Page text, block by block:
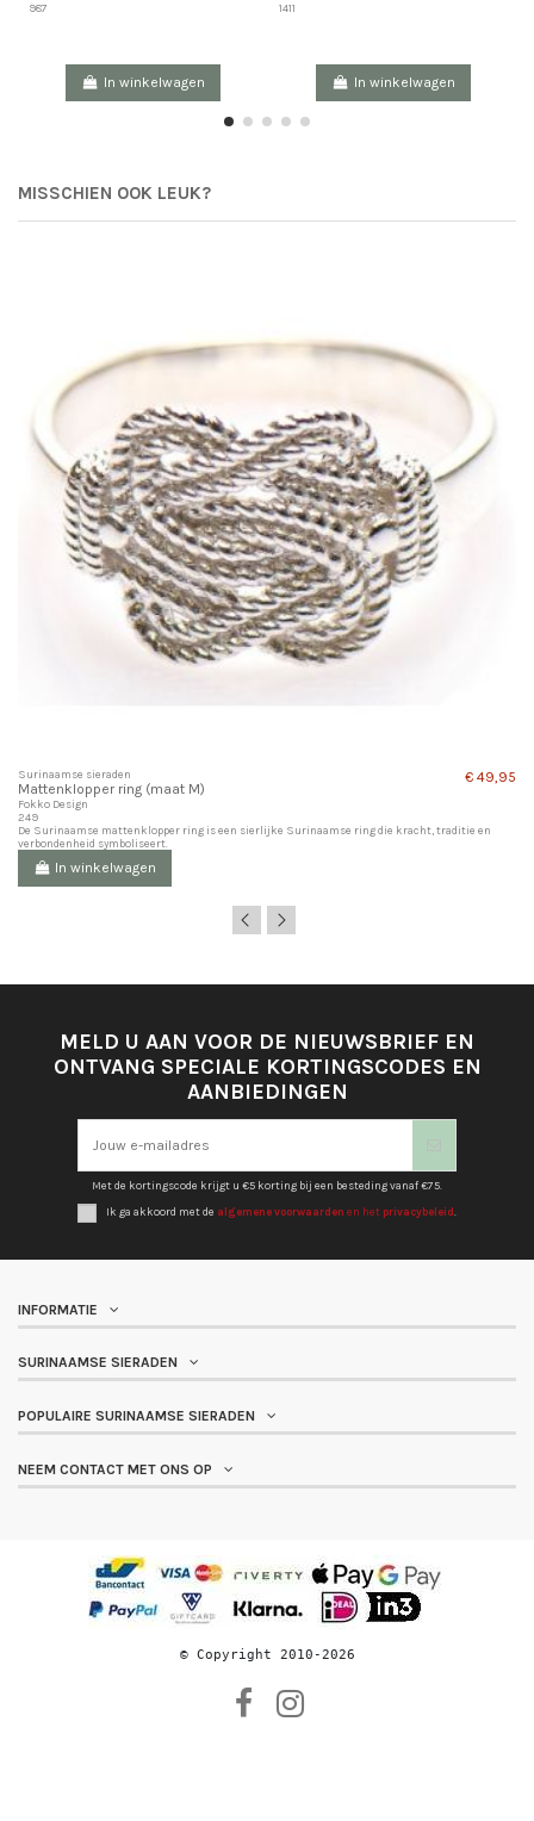
987
In winkelwagen
1411
In winkelwagen
MISSCHIEN OOK LEUK?
Surinaamse sieraden
Mattenklopper ring (maat M)
Fokko Design
249
€ 49,95
De Surinaamse mattenklopper ring is een sierlijke Surinaamse ring die kracht, traditie en
verbondenheid symboliseert.
In winkelwagen
MELD U AAN VOOR DE NIEUWSBRIEF EN
ONTVANG SPECIALE KORTINGSCODES EN
AANBIEDINGEN
Met de kortingscode krijgt u €5 korting bij een besteding vanaf €75.
Ik ga akkoord met de algemene voorwaarden en het privacybeleid
INFORMATIE
SURINAAMSE SIERADEN
POPULAIRE SURINAAMSE SIERADEN
NEEM CONTACT MET ONS OP
© Copyright 2010-2026